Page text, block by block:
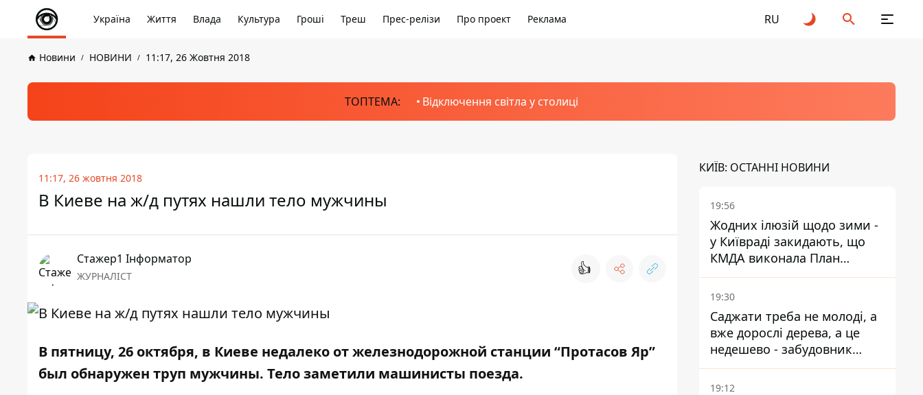
Україна Життя Влада Культура Гроші Треш Прес-релізи Про проект Реклама RU
Новини НОВИНИ 11:17, 26 Жовтня 2018
ТОПТЕМА: Відключення світла у столиці
11:17, 26 жовтня 2018
В Киеве на ж/д путях нашли тело мужчины
Стажер1 Інформатор
ЖУРНАЛІСТ 👍
В пятницу, 26 октября, в Киеве недалеко от железнодорожной станции “Протасов Яр”
был обнаружен труп мужчины. Тело заметили машинисты поезда.
КИЇВ: ОСТАННІ НОВИНИ
19:56
Жодних ілюзій щодо зими -
у Київраді закидають, що
КМДА виконала План
стійкості на 20%
19:30
Саджати треба не молоді, а
вже дорослі дерева, а це
недешево - забудовник
Ніконов
19:12